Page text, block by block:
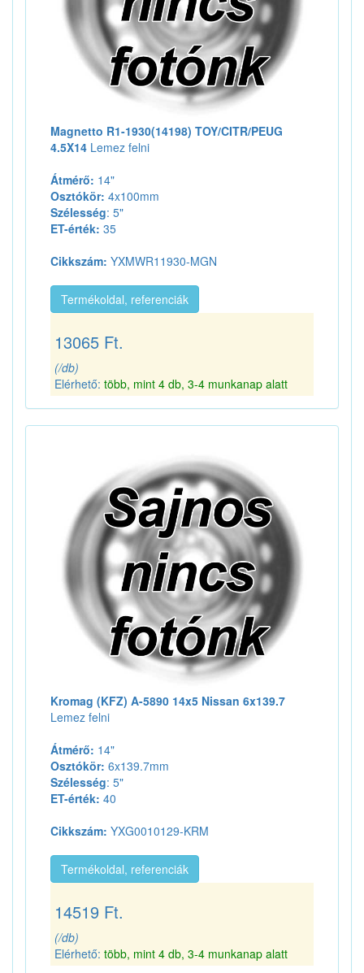
Magnetto R1-1930(14198) TOY/CITR/PEUG
4.5X14 Lemez felni
Átmérő: 14"
Osztókör: 4x100mm
Szélesség: 5"
ET-érték: 35
Cikkszám: YXMWR11930-MGN
Termékoldal, referenciák
13065 Ft.
(/db)
Elérhető: több, mint 4 db, 3-4 munkanap alatt
Kromag (KFZ) A-5890 14x5 Nissan 6x139.7
Lemez felni
Átmérő: 14"
Osztókör: 6x139.7mm
Szélesség: 5"
ET-érték: 40
Cikkszám: YXG0010129-KRM
Termékoldal, referenciák
14519 Ft.
(/db)
Elérhető: több, mint 4 db, 3-4 munkanap alatt